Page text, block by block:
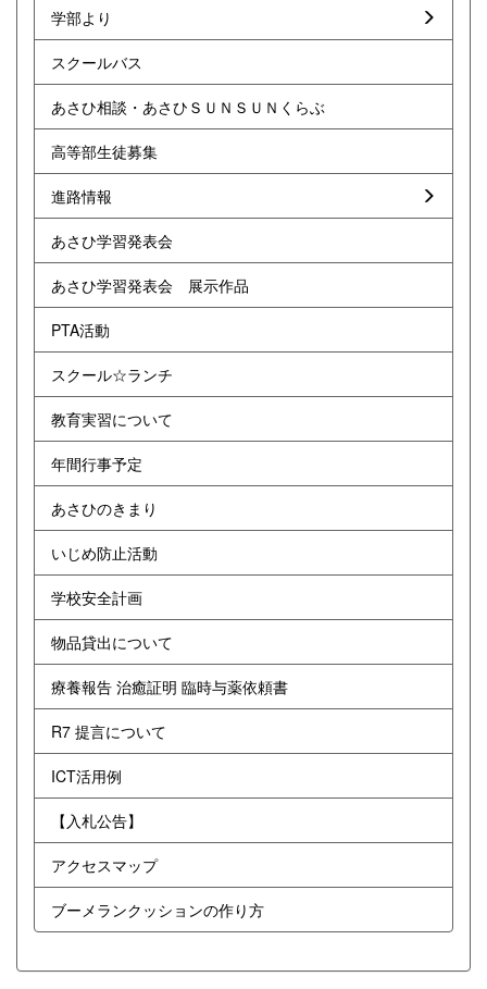
学部より
スクールバス
あさひ相談・あさひＳＵＮＳＵＮくらぶ
高等部生徒募集
進路情報
あさひ学習発表会
あさひ学習発表会 展示作品
PTA活動
スクール☆ランチ
教育実習について
年間行事予定
あさひのきまり
いじめ防止活動
学校安全計画
物品貸出について
療養報告 治癒証明 臨時与薬依頼書
R7 提言について
ICT活用例
【入札公告】
アクセスマップ
ブーメランクッションの作り方